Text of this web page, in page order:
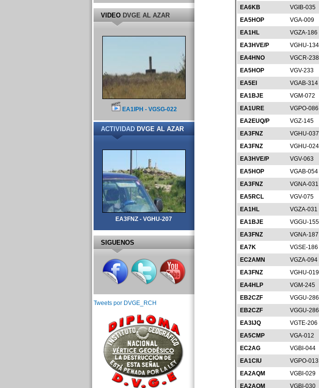
EA6KB
VGIB-035
EA5HOP
VGA-009
EA1HL
VGZA-186
EA3HVE/P
VGHU-134
EA4HNO
VGCR-238
EA5HOP
VGV-233
EA5EI
VGAB-314
EA1BJE
VGM-072
EA1URE
VGPO-086
EA2EUQ/P
VGZ-145
EA3FNZ
VGHU-037
EA3FNZ
VGHU-024
EA3HVE/P
VGV-063
EA5HOP
VGAB-054
EA3FNZ
VGNA-031
EA5RCL
VGV-075
EA1HL
VGZA-031
EA1BJE
VGGU-155
EA3FNZ
VGNA-187
EA7K
VGSE-186
EC2AMN
VGZA-094
EA3FNZ
VGHU-019
EA4HLP
VGM-245
EB2CZF
VGGU-286
EB2CZF
VGGU-286
EA3IJQ
VGTE-206
EA5CMP
VGA-012
EC2AG
VGBI-044
EA1CIU
VGPO-013
EA2AQM
VGBI-029
EA2AQM
VGBI-030
VIDEODVGE AL AZAR
EA1IPH - VGSG-022
ACTIVIDADDVGE AL AZAR
EA3FNZ - VGHU-207
SIGUENOS
Tweets por DVGE_RCH